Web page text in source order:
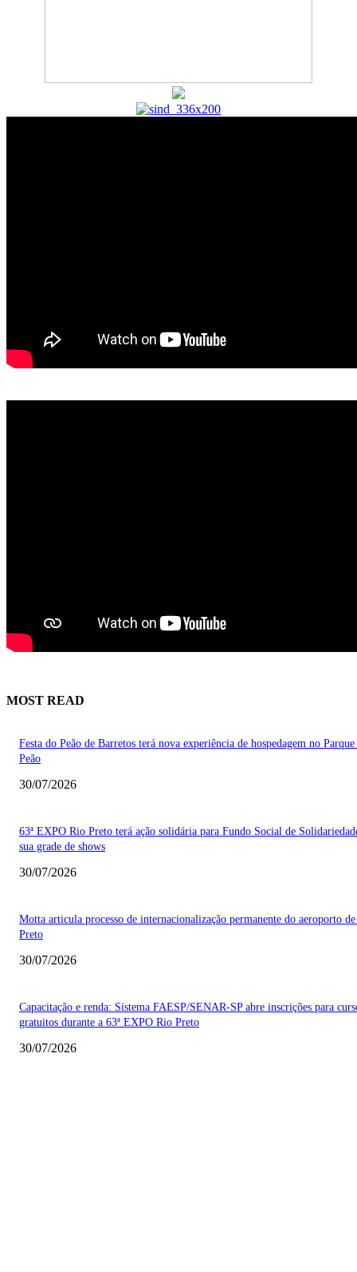
MOST READ
Festa do Peão de Barretos terá nova experiência de hospedagem no
Peão
30/07/2026
63ª EXPO Rio Preto terá ação solidária para Fundo Social de
sua grade de shows
30/07/2026
Motta articula processo de internacionalização permanente do aeroporto
Preto
30/07/2026
Capacitação e renda: Sistema FAESP/SENAR-SP abre inscrições para
gratuitos durante a 63ª EXPO Rio Preto
30/07/2026